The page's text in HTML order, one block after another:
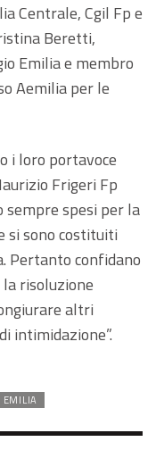
Centrale, Cgil Fp e
Beretti,
Emilia e membro
Aemilia per le
i loro portavoce
Frigeri Fp
sempre spesi per la
si sono costituiti
Pertanto confidano
risoluzione
altri
intimidazione”.
EMILIA